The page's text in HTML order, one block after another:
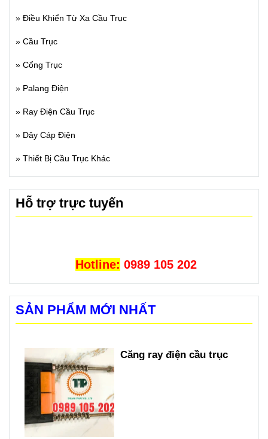
» Điều Khiển Từ Xa Cầu Trục
» Cầu Trục
» Cổng Trục
» Palang Điện
» Ray Điện Cầu Trục
» Dây Cáp Điện
» Thiết Bị Cầu Trục Khác
Hỗ trợ trực tuyến
Hotline: 0989 105 202
SẢN PHẨM MỚI NHẤT
Căng ray điện cầu trục